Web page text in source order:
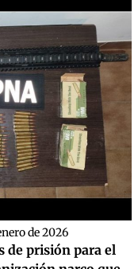
de 2026
de prisión para el